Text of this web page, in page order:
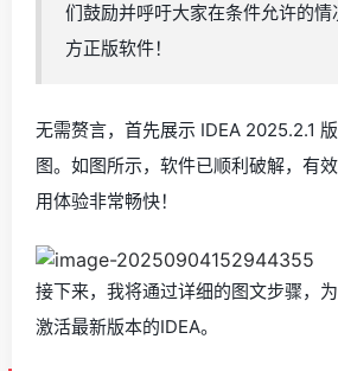
们鼓励并呼吁大家在条件允许的
方正版软件！
无需赘言，首先展示 IDEA 2025.2.1
图。如图所示，软件已顺利破解，有
用体验非常畅快！
接下来，我将通过详细的图文步骤，
激活最新版本的IDEA。